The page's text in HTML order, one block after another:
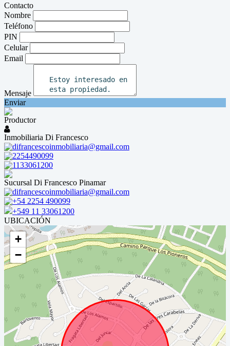
Contacto
Nombre
Teléfono
PIN
Celular
Email
Mensaje
Enviar
Productor
Inmobiliaria Di Francesco
difrancescoinmobiliaria@gmail.com
2254490099
1133061200
Sucursal Di Francesco Pinamar
difrancescoinmobiliaria@gmail.com
+54 2254 490099
+549 11 33061200
UBICACIÓN
+
−